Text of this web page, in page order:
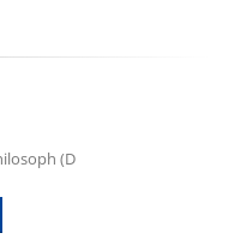
(D